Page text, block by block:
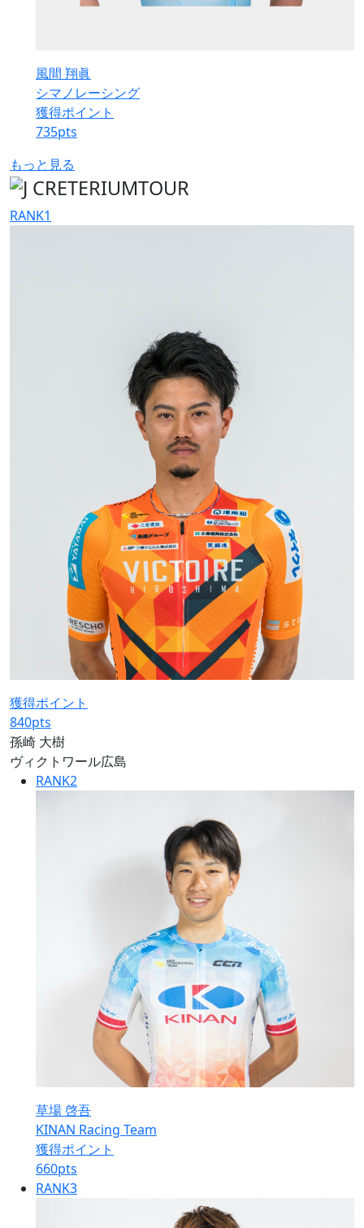
風間 翔眞
シマノレーシング
獲得ポイント
735pts
もっと見る
RANK1
獲得ポイント
840pts
孫崎 大樹
ヴィクトワール広島
RANK2
草場 啓吾
KINAN Racing Team
獲得ポイント
660pts
RANK3